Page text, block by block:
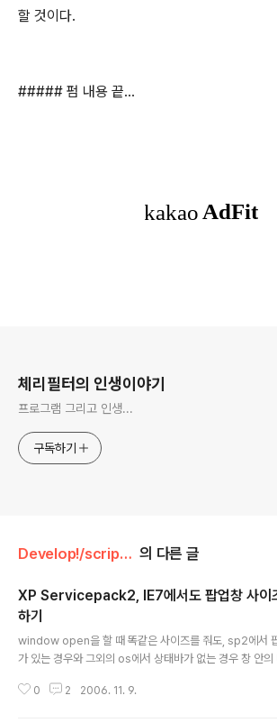
할 것이다.
##### 펌 내용 끝...
체리필터의 인생이야기
프로그램 그리고 인생...
구독하기
Develop!/script, Ajax 의 다른 글
XP Servicepack2, IE7에서도 팝업창 사이
하기
window open을 할 때 똑같은 사이즈를 줘도, sp2에서
가 있는 경우와 그외의 os에서 상태바가 없는 경우 창 안의
많이 틀려보이는 경우가 발생한다. 이때 다음과 같은 스크
0 2 2006. 11. 9.